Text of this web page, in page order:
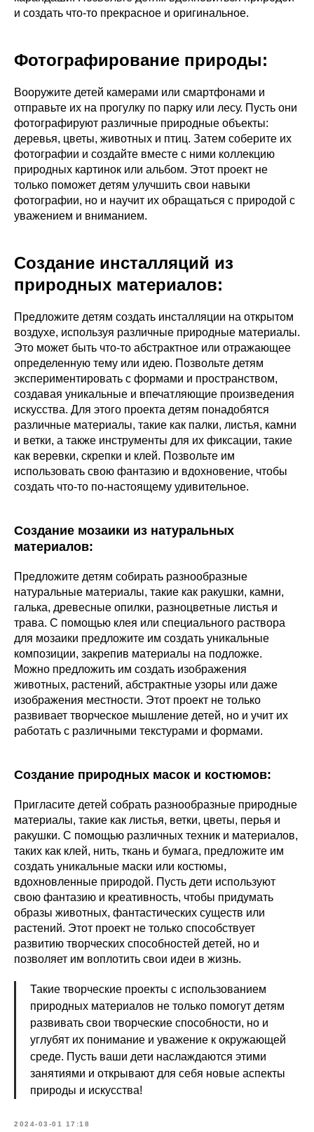
и создать что-то прекрасное и оригинальное.
Фотографирование природы:
Вооружите детей камерами или смартфонами и
отправьте их на прогулку по парку или лесу. Пусть они
фотографируют различные природные объекты:
деревья, цветы, животных и птиц. Затем соберите их
фотографии и создайте вместе с ними коллекцию
природных картинок или альбом. Этот проект не
только поможет детям улучшить свои навыки
фотографии, но и научит их обращаться с природой с
уважением и вниманием.
Создание инсталляций из
природных материалов:
Предложите детям создать инсталляции на открытом
воздухе, используя различные природные материалы.
Это может быть что-то абстрактное или отражающее
определенную тему или идею. Позвольте детям
экспериментировать с формами и пространством,
создавая уникальные и впечатляющие произведения
искусства. Для этого проекта детям понадобятся
различные материалы, такие как палки, листья, камни
и ветки, а также инструменты для их фиксации, такие
как веревки, скрепки и клей. Позвольте им
использовать свою фантазию и вдохновение, чтобы
создать что-то по-настоящему удивительное.
Создание мозаики из натуральных
материалов:
Предложите детям собирать разнообразные
натуральные материалы, такие как ракушки, камни,
галька, древесные опилки, разноцветные листья и
трава. С помощью клея или специального раствора
для мозаики предложите им создать уникальные
композиции, закрепив материалы на подложке.
Можно предложить им создать изображения
животных, растений, абстрактные узоры или даже
изображения местности. Этот проект не только
развивает творческое мышление детей, но и учит их
работать с различными текстурами и формами.
Создание природных масок и костюмов:
Пригласите детей собрать разнообразные природные
материалы, такие как листья, ветки, цветы, перья и
ракушки. С помощью различных техник и материалов,
таких как клей, нить, ткань и бумага, предложите им
создать уникальные маски или костюмы,
вдохновленные природой. Пусть дети используют
свою фантазию и креативность, чтобы придумать
образы животных, фантастических существ или
растений. Этот проект не только способствует
развитию творческих способностей детей, но и
позволяет им воплотить свои идеи в жизнь.
Такие творческие проекты с использованием
природных материалов не только помогут детям
развивать свои творческие способности, но и
углубят их понимание и уважение к окружающей
среде. Пусть ваши дети наслаждаются этими
занятиями и открывают для себя новые аспекты
природы и искусства!
2024-03-01 17:18